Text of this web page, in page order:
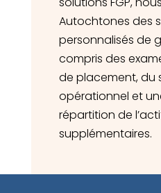
Autochtones des
personnalisés de
compris des
de placement, du
opérationnel et
répartition de
supplémentaires.